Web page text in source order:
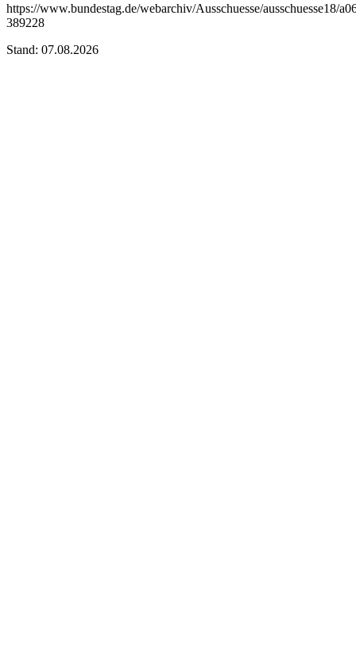
https://www.bundestag.de/webarchiv/Ausschuesse/
389228
Stand: 07.08.2026